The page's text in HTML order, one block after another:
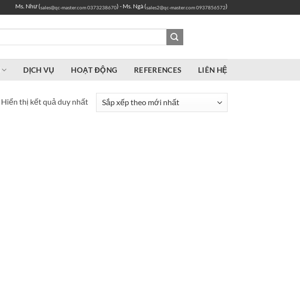
Ms. Như (sales@qc-master.com0373238670) - Ms. Ngà (sales2@qc-master.com0937856572)
DỊCH VỤ HOẠT ĐỘNG REFERENCES LIÊN HỆ
Hiển thị kết quả duy nhất